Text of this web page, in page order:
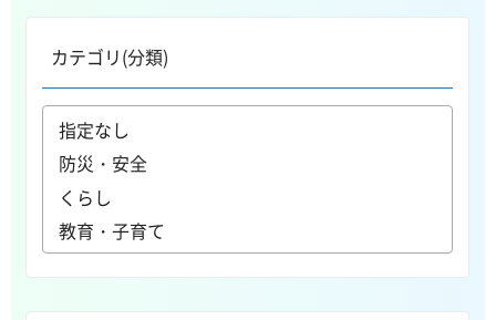
カテゴリ(分類)